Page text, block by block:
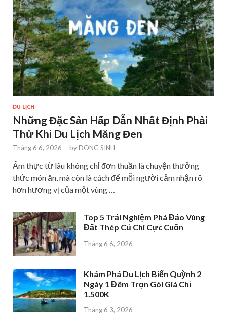
DU LỊCH
Những Đặc Sản Hấp Dẫn Nhất Định Phải
Thử Khi Du Lịch Măng Đen
Tháng 6 6, 2026 - by DONG SINH
Ẩm thực từ lâu không chỉ đơn thuần là chuyện thưởng
thức món ăn, mà còn là cách để mỗi người cảm nhận rõ
hơn hương vị của một vùng …
Top 5 Trải Nghiệm Phá Đảo Vùng
Đất Thép Củ Chi Cực Cuốn
Tháng 6 6, 2026
Khám Phá Du Lịch Biển Quỳnh 2
Ngày 1 Đêm Trọn Gói Giá Chỉ
1.500K
Tháng 6 3, 2026